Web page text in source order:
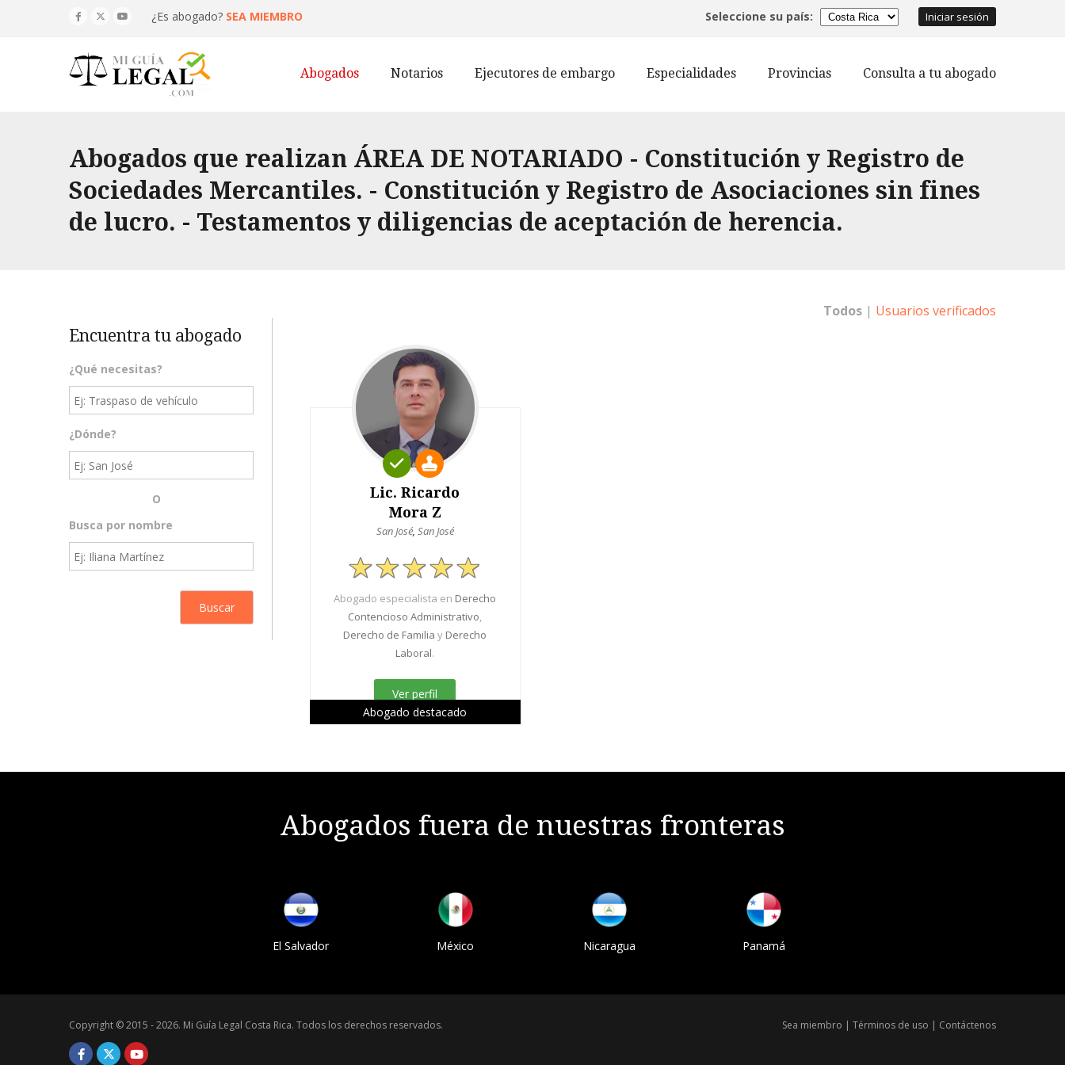
¿Es abogado? SEA MIEMBRO Iniciar sesión
Seleccione su país:
Abogados Notarios Ejecutores de embargo Especialidades Provincias Consulta a tu abogado
Abogados que realizan ÁREA DE NOTARIADO - Constitución y Registro de
Sociedades Mercantiles. - Constitución y Registro de Asociaciones sin fines
de lucro. - Testamentos y diligencias de aceptación de herencia.
Encuentra tu abogado
¿Qué necesitas?
¿Dónde?
O
Busca por nombre
Todos| Usuarios verificados
Lic. Ricardo
Mora Z
San José, San José
Abogado especialista en Derecho
Contencioso Administrativo,
Derecho de Familia y Derecho
Laboral.
Ver perfil
Abogado destacado
Abogados fuera de nuestras fronteras
El Salvador México Nicaragua Panamá
Copyright © 2015 - 2026. Mi Guía Legal Costa Rica. Todos los derechos reservados. Sea miembro | Términos de uso | Contáctenos